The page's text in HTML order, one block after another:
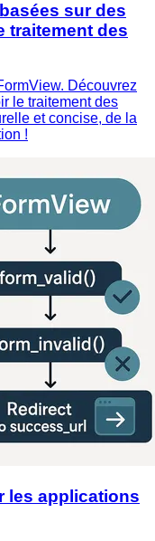
sur des
traitement des
Découvrez
le traitement des
et concise, de la
!
les applications